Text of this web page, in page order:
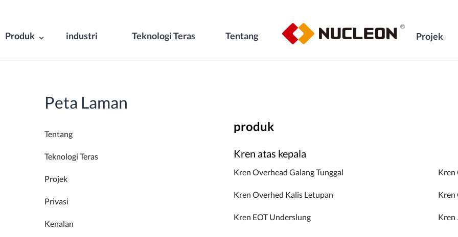
Produk industri Teknologi Teras Tentang Projek
Peta Laman
Tentang
Teknologi Teras
Projek
Privasi
Kenalan
produk
Kren atas kepala
Kren Overhead Galang Tunggal Kren
Kren Overhed Kalis Letupan Kren
Kren EOT Underslung Kren